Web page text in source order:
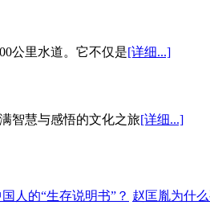
公里水道。它不仅是[详细...]
智慧与感悟的文化之旅[详细...]
人的“生存说明书”？ 赵匡胤为什